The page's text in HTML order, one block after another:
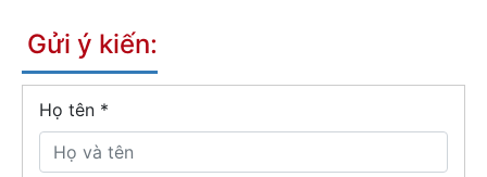
Gửi ý kiến:
Họ tên *